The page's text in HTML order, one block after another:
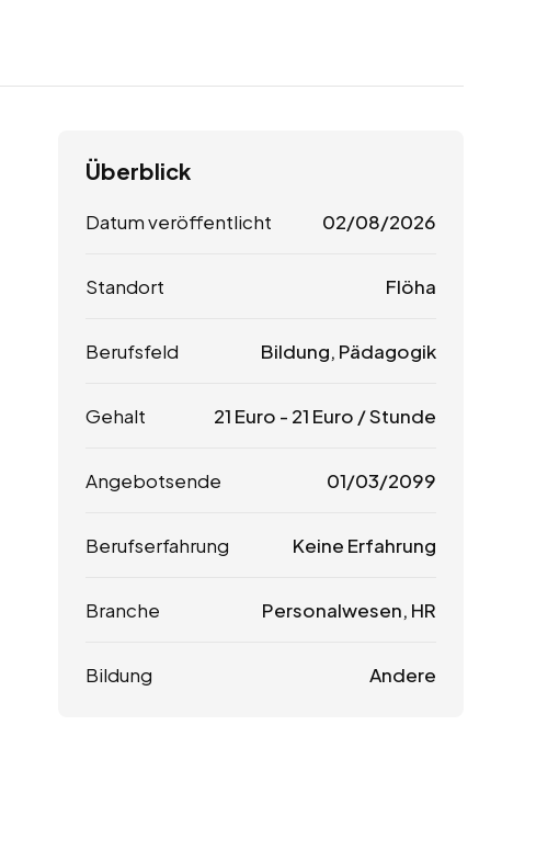
Überblick
Datum veröffentlicht 02/08/2026
Standort Flöha
Berufsfeld Bildung, Pädagogik
Gehalt 21 Euro - 21 Euro / Stunde
Angebotsende 01/03/2099
Berufserfahrung Keine Erfahrung
Branche Personalwesen, HR
Bildung Andere